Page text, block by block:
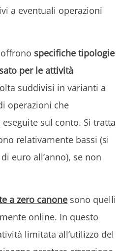
a eventuali operazioni
specifiche tipologie
per le attività
suddivisi in varianti a
operazioni che
sul conto. Si tratta
relativamente bassi (si
euro all’anno), se non
a zero canone sono quelli
online. In questo
limitata all’utilizzo del